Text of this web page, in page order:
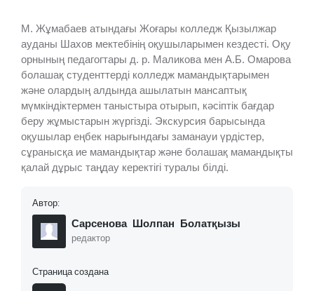
М. Жұмабаев атындағы Жоғары колледж Қызылжар
ауданы Шахов мектебінің оқушыларымен кездесті. Оқу
орнының педагогтары д. р. Маликова мен А.Б. Омарова
болашақ студенттерді колледж мамандықтарымен
және олардың алдында ашылатын мансаптық
мүмкіндіктермен таныстыра отырып, кәсіптік бағдар
беру жұмыстарын жүргізді. Экскурсия барысында
оқушылар еңбек нарығындағы заманауи үрдістер,
сұранысқа ие мамандықтар және болашақ мамандықты
қалай дұрыс таңдау керектігі туралы білді.
Автор:
Сарсенова Шолпан Болатқызы
редактор
Страница создана